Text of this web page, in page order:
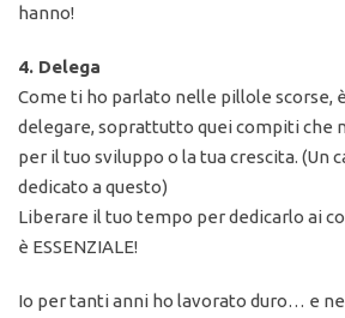
hanno!
4. Delega
Come ti ho parlato nelle pillole scorse,
delegare, soprattutto quei compiti che
per il tuo sviluppo o la tua crescita. (Un
dedicato a questo)
Liberare il tuo tempo per dedicarlo ai
è ESSENZIALE!
Io per tanti anni ho lavorato duro… e